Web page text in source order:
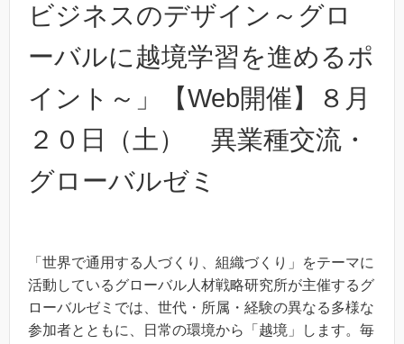
ビジネスのデザイン～グロ
ーバルに越境学習を進めるポ
イント～」【Web開催】８月
２０日（土） 異業種交流・
グローバルゼミ
「世界で通用する人づくり、組織づくり」をテーマに
活動しているグローバル人材戦略研究所が主催するグ
ローバルゼミでは、世代・所属・経験の異なる多様な
参加者とともに、日常の環境から「越境」します。毎